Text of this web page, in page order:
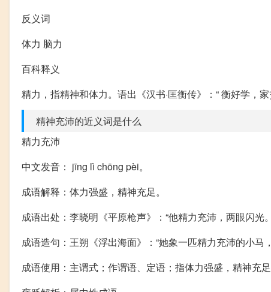
反义词
体力 脑力
百科释义
精力，指精神和体力。语出《汉书·匡衡传》：“ 衡好学，
精神充沛的近义词是什么
精力充沛
中文发音： jīng lì chōng pèi。
成语解释：体力强盛，精神充足。
成语出处：李晓明《平原枪声》：“他精力充沛，两眼闪光
成语造句：王朔《浮出海面》：“她象一匹精力充沛的小马
成语使用：主谓式；作谓语、定语；指体力强盛，精神充足